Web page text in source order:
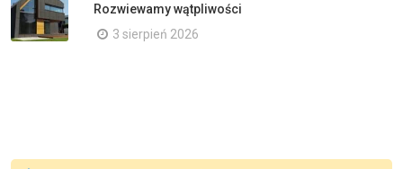
Rozwiewamy wątpliwości
3 sierpień 2026